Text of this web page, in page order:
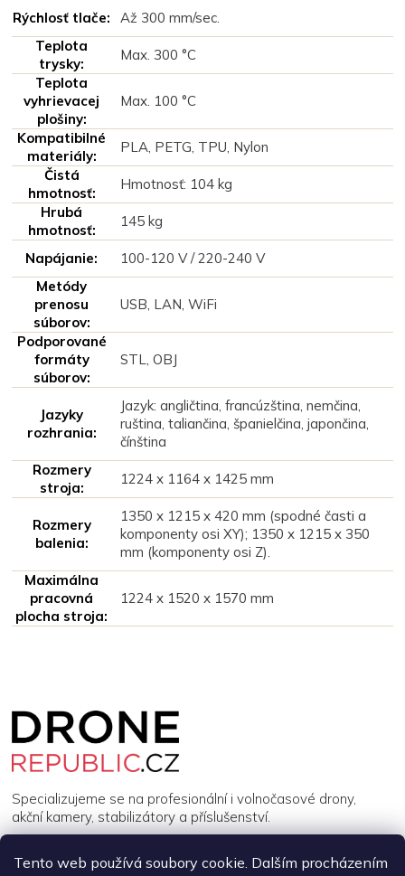
Tento web používá soubory cookie. Dalším procházením
Rýchlosť tlače:
Až 300 mm/sec.
Teplota
trysky:
Max. 300 °C
Teplota
vyhrievacej
plošiny:
Max. 100 °C
Kompatibilné
materiály:
PLA, PETG, TPU, Nylon
Čistá
hmotnosť:
Hmotnosť: 104 kg
Hrubá
hmotnosť:
145 kg
Napájanie:
100-120 V / 220-240 V
Metódy
prenosu
súborov:
USB, LAN, WiFi
Podporované
formáty
súborov:
STL, OBJ
Jazyky
rozhrania:
Jazyk: angličtina, francúzština, nemčina,
ruština, taliančina, španielčina, japončina,
čínština
Rozmery
stroja:
1224 x 1164 x 1425 mm
Rozmery
balenia:
1350 x 1215 x 420 mm (spodné časti a
komponenty osi XY); 1350 x 1215 x 350
mm (komponenty osi Z).
Maximálna
pracovná
plocha stroja:
1224 x 1520 x 1570 mm
Specializujeme se na profesionální i volnočasové drony,
akční kamery, stabilizátory a příslušenství.
INFORMACE